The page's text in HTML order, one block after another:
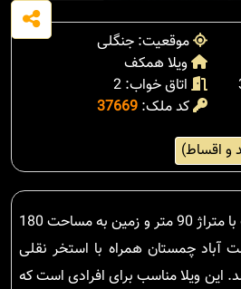
موقعیت: جنگلی
ویلا همکف
اتاق خواب: 2
کد ملک: 37669
یک ویلا نوساز جنگلی فلت با متراژ 90 متر و زمین به مساحت 180
آباد چمستان همراه با استخر نقلی
ویلا مناسب برای افرادی است که